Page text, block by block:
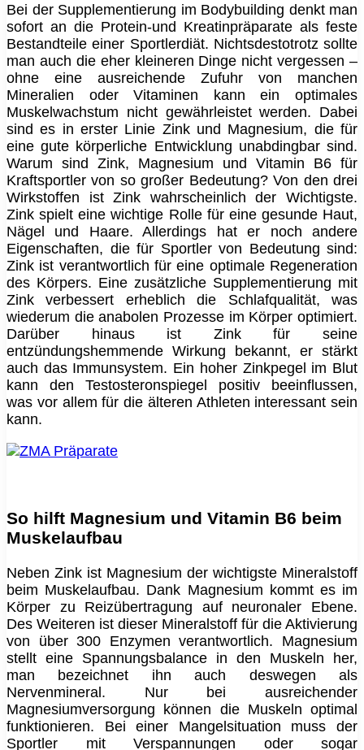
Bei der Supplementierung im Bodybuilding denkt man
sofort an die Protein-und Kreatinpräparate als feste
Bestandteile einer Sportlerdiät. Nichtsdestotrotz sollte
man auch die eher kleineren Dinge nicht vergessen –
ohne eine ausreichende Zufuhr von manchen
Mineralien oder Vitaminen kann ein optimales
Muskelwachstum nicht gewährleistet werden. Dabei
sind es in erster Linie Zink und Magnesium, die für
eine gute körperliche Entwicklung unabdingbar sind.
Warum sind Zink, Magnesium und Vitamin B6 für
Kraftsportler von so großer Bedeutung? Von den drei
Wirkstoffen ist Zink wahrscheinlich der Wichtigste.
Zink spielt eine wichtige Rolle für eine gesunde Haut,
Nägel und Haare. Allerdings hat er noch andere
Eigenschaften, die für Sportler von Bedeutung sind:
Zink ist verantwortlich für eine optimale Regeneration
des Körpers. Eine zusätzliche Supplementierung mit
Zink verbessert erheblich die Schlafqualität, was
wiederum die anabolen Prozesse im Körper optimiert.
Darüber hinaus ist Zink für seine
entzündungshemmende Wirkung bekannt, er stärkt
auch das Immunsystem. Ein hoher Zinkpegel im Blut
kann den Testosteronspiegel positiv beeinflussen,
was vor allem für die älteren Athleten interessant sein
kann.
So hilft Magnesium und Vitamin B6 beim
Muskelaufbau
Neben Zink ist Magnesium der wichtigste Mineralstoff
beim Muskelaufbau. Dank Magnesium kommt es im
Körper zu Reizübertragung auf neuronaler Ebene.
Des Weiteren ist dieser Mineralstoff für die Aktivierung
von über 300 Enzymen verantwortlich. Magnesium
stellt eine Spannungsbalance in den Muskeln her,
man bezeichnet ihn auch deswegen als
Nervenmineral. Nur bei ausreichender
Magnesiumversorgung können die Muskeln optimal
funktionieren. Bei einer Mangelsituation muss der
Sportler mit Verspannungen oder sogar